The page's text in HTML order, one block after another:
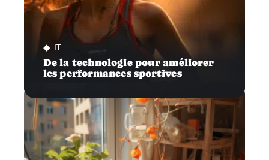
IT
De la technologie pour améliorer
les performances sportives